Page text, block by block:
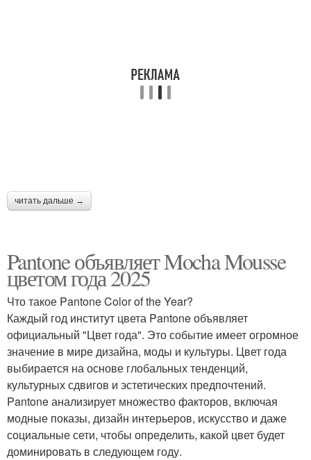
читать дальше →
Pantone объявляет Mocha Mousse
цветом года 2025
Что такое Pantone Color of the Year?
Каждый год институт цвета Pantone объявляет
официальный "Цвет года". Это событие имеет огромное
значение в мире дизайна, моды и культуры. Цвет года
выбирается на основе глобальных тенденций,
культурных сдвигов и эстетических предпочтений.
Pantone анализирует множество факторов, включая
модные показы, дизайн интерьеров, искусство и даже
социальные сети, чтобы определить, какой цвет будет
доминировать в следующем году.